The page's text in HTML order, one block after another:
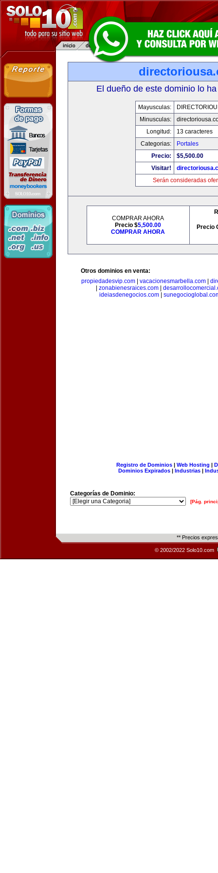
El dueño de este dominio lo
Mayusculas:
Minusculas:
Longitud:
13 caracteres
Categorias:
Portales
Precio:
$5,500.00
Visitar!
Serán consideradas
COMPRAR AHORA
Precio $5,500.00
COMPRAR AHORA
Precio
Otros dominios en venta:
propiedadesvip.com
vacacionesmarbella.com
zonabienesraices.com
ideiasdenegocios.com|
Registro de Dominios| Web Hosting |
Dominios Expirados | Industrias |
Categorías de Dominio:
[Pág.
** Precios
© 2002/2022 Solo10.com